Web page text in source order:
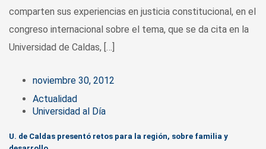
comparten sus experiencias en justicia constitucional, en el
congreso internacional sobre el tema, que se da cita en la
Universidad de Caldas, […]
noviembre 30, 2012
Actualidad
Universidad al Día
U. de Caldas presentó retos para la región, sobre familia y